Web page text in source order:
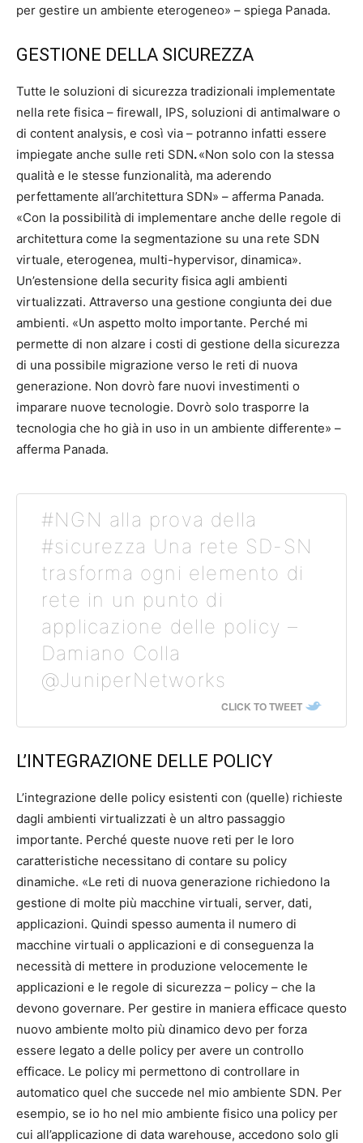
per gestire un ambiente eterogeneo» – spiega Panada.
GESTIONE DELLA SICUREZZA
Tutte le soluzioni di sicurezza tradizionali implementate
nella rete fisica – firewall, IPS, soluzioni di antimalware o
di content analysis, e così via – potranno infatti essere
impiegate anche sulle reti SDN.«Non solo con la stessa
qualità e le stesse funzionalità, ma aderendo
perfettamente all’architettura SDN» – afferma Panada.
«Con la possibilità di implementare anche delle regole di
architettura come la segmentazione su una rete SDN
virtuale, eterogenea, multi-hypervisor, dinamica».
Un’estensione della security fisica agli ambienti
virtualizzati. Attraverso una gestione congiunta dei due
ambienti. «Un aspetto molto importante. Perché mi
permette di non alzare i costi di gestione della sicurezza
di una possibile migrazione verso le reti di nuova
generazione. Non dovrò fare nuovi investimenti o
imparare nuove tecnologie. Dovrò solo trasporre la
tecnologia che ho già in uso in un ambiente differente» –
afferma Panada.
#NGN alla prova della
#sicurezza Una rete SD-SN
trasforma ogni elemento di
rete in un punto di
applicazione delle policy –
Damiano Colla
@JuniperNetworks
CLICK TO TWEET
L’INTEGRAZIONE DELLE POLICY
L’integrazione delle policy esistenti con (quelle) richieste
dagli ambienti virtualizzati è un altro passaggio
importante. Perché queste nuove reti per le loro
caratteristiche necessitano di contare su policy
dinamiche. «Le reti di nuova generazione richiedono la
gestione di molte più macchine virtuali, server, dati,
applicazioni. Quindi spesso aumenta il numero di
macchine virtuali o applicazioni e di conseguenza la
necessità di mettere in produzione velocemente le
applicazioni e le regole di sicurezza – policy – che la
devono governare. Per gestire in maniera efficace questo
nuovo ambiente molto più dinamico devo per forza
essere legato a delle policy per avere un controllo
efficace. Le policy mi permettono di controllare in
automatico quel che succede nel mio ambiente SDN. Per
esempio, se io ho nel mio ambiente fisico una policy per
cui all’applicazione di data warehouse, accedono solo gli